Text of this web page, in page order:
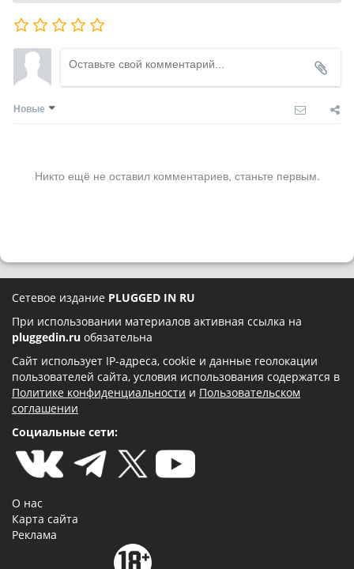
Новые
Никто ещё не оставил комментариев, станьте первым.
Сетевое издание PLUGGED IN RU
При использовании материалов активная ссылка на
pluggedin.ru обязательна
Сайт использует IP-адреса, cookie и данные геолокации
пользователей сайта, условия использования содержатся в
Политике конфиденциальности и Пользовательском
соглашении
Социальные сети:
О нас
Карта сайта
Реклама